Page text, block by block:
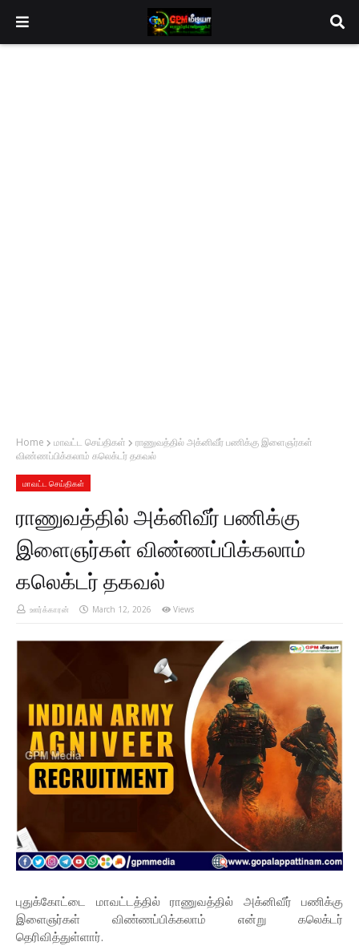
Home மாவட்ட செய்திகள்
ராணுவத்தில் அக்னிவீர் பணிக்கு இளைஞர்கள்
விண்ணப்பிக்கலாம் கலெக்டர் தகவல்
மாவட்ட செய்திகள்
ராணுவத்தில் அக்னிவீர் பணிக்கு
இளைஞர்கள் விண்ணப்பிக்கலாம்
கலெக்டர் தகவல்
ஊர்க்காரன் March 12, 2026 Views
புதுக்கோட்டை மாவட்டத்தில் ராணுவத்தில் அக்னிவீர் பணிக்கு
இளைஞர்கள் விண்ணப்பிக்கலாம் என்று கலெக்டர்
தெரிவித்துள்ளார்.